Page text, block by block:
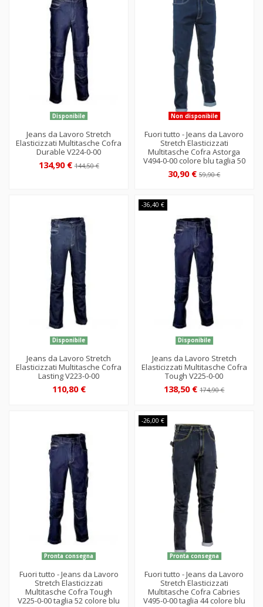
Disponibile
Jeans da Lavoro Stretch
Elasticizzati Multitasche Cofra
Durable V224-0-00
134,90 €144,50 €
Non disponibile
Fuori tutto - Jeans da Lavoro
Stretch Elasticizzati
Multitasche Cofra Astorga
V494-0-00 colore blu taglia 50
30,90 €59,90 €
Disponibile
Jeans da Lavoro Stretch
Elasticizzati Multitasche Cofra
Lasting V223-0-00
110,80 €
-36,40 €
Disponibile
Jeans da Lavoro Stretch
Elasticizzati Multitasche Cofra
Tough V225-0-00
138,50 €174,90 €
Pronta consegna
Fuori tutto - Jeans da Lavoro
Stretch Elasticizzati
Multitasche Cofra Tough
V225-0-00 taglia 52 colore blu
-26,00 €
Pronta consegna
Fuori tutto - Jeans da Lavoro
Stretch Elasticizzati
Multitasche Cofra Cabries
V495-0-00 taglia 44 colore blu